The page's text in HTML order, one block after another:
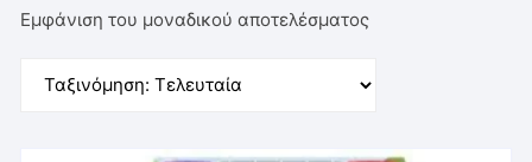
Εμφάνιση του μοναδικού αποτελέσματος